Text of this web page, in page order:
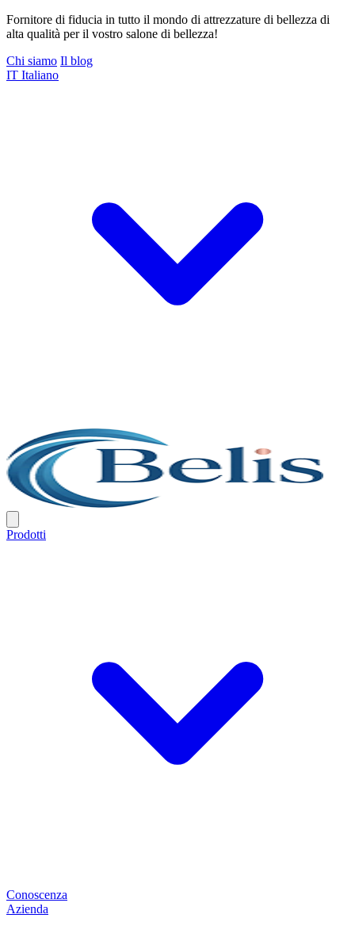
Fornitore di fiducia in tutto il mondo di attrezzature di bellezza di
alta qualità per il vostro salone di bellezza!
Chi siamo Il blog
IT Italiano
Prodotti
Conoscenza
Azienda